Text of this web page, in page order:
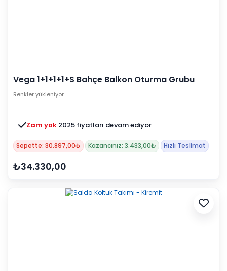
Vega 1+1+1+1+S Bahçe Balkon Oturma Grubu
(Minderli) - Cappucino
Renkler yükleniyor…
Zam yok 2025 fiyatları devam ediyor
Sepette: 30.897,00₺ Kazancınız: 3.433,00₺ Hızlı Teslimat
₺34.330,00